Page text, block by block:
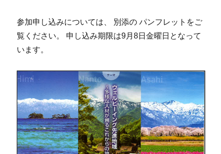
参加申し込みについては、 別添の パンフレットをご
覧ください。 申し込み期限は9月8日金曜日となって
います。